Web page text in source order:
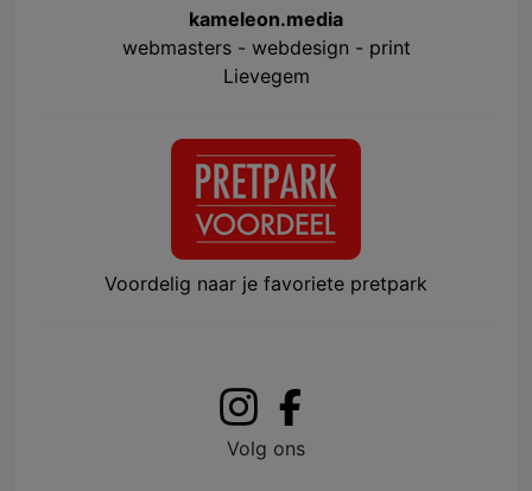
kameleon.media
webmasters - webdesign - print
Lievegem
Voordelig naar je favoriete pretpark
Volg ons